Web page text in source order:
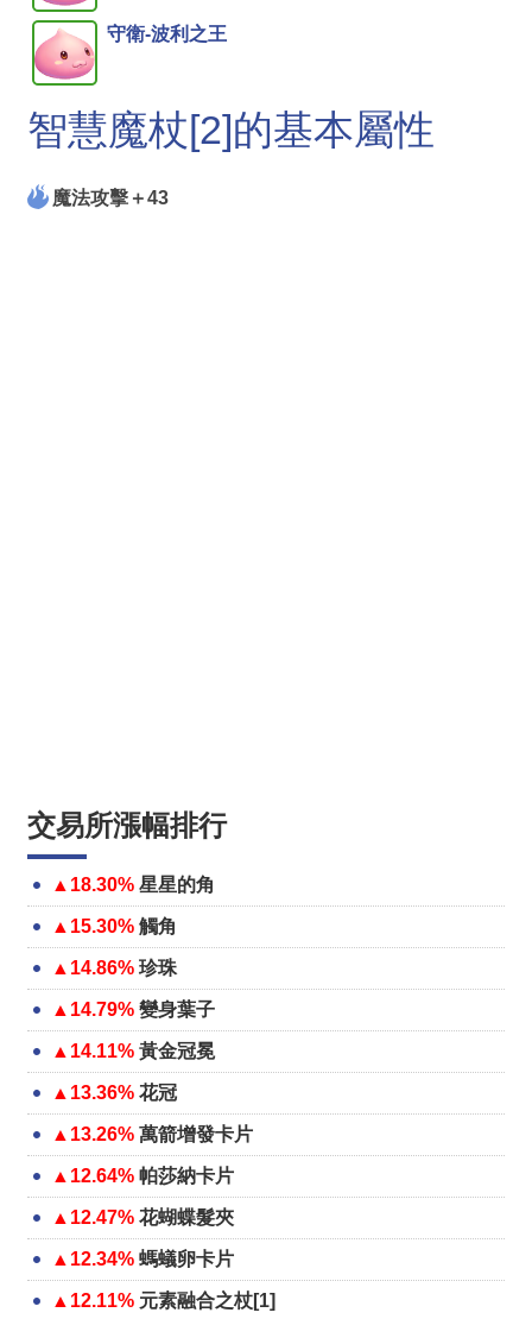
守衛-波利之王
智慧魔杖[2]的基本屬性
魔法攻擊＋43
交易所漲幅排行
▲18.30% 星星的角
▲15.30% 觸角
▲14.86% 珍珠
▲14.79% 變身葉子
▲14.11% 黃金冠冕
▲13.36% 花冠
▲13.26% 萬箭增發卡片
▲12.64% 帕莎納卡片
▲12.47% 花蝴蝶髮夾
▲12.34% 螞蟻卵卡片
▲12.11% 元素融合之杖[1]